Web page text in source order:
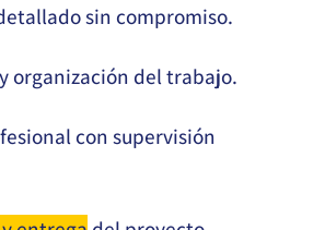
sin compromiso.
y organización del trabajo.
con supervisión